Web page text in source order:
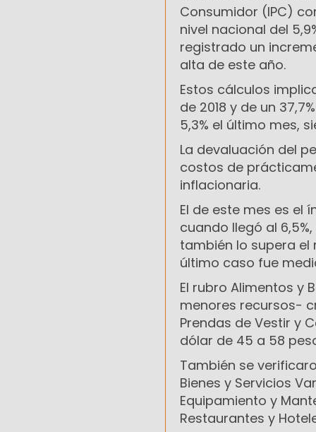
Consumidor (IPC)
nivel nacional del
registrado un
alta de este año.
Estos cálculos
de 2018 y de un
5,3% el último mes,
La devaluación del
costos de
inflacionaria.
El de este mes es el
cuando llegó al
también lo supera el
último caso fue
El rubro Alimentos y
menores recursos-
Prendas de Vestir y
dólar de 45 a 58
También se
Bienes y Servicios
Equipamiento y
Restaurantes y